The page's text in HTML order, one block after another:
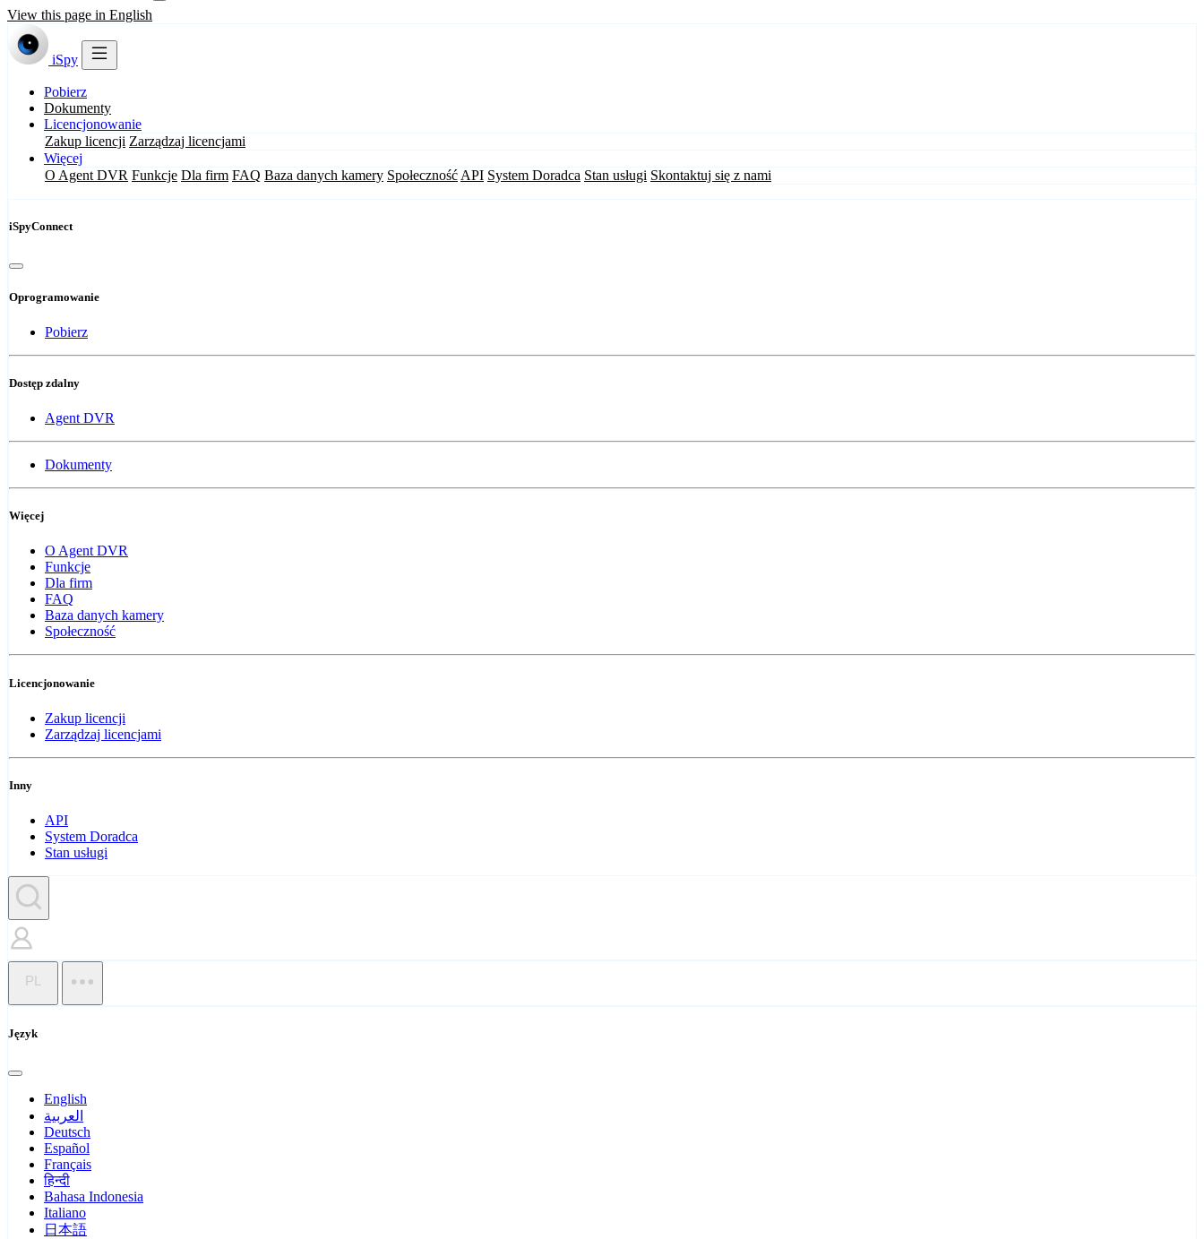
View this page in English
iSpy
Pobierz
Dokumenty
Licencjonowanie
Zakup licencji Zarządzaj licencjami
Więcej
O Agent DVR Funkcje Dla firm FAQ Baza danych kamery Społeczność API System Doradca Stan usługi Skontaktuj się z nami
iSpyConnect
Oprogramowanie
Pobierz
Dostęp zdalny
Agent DVR
Dokumenty
Więcej
O Agent DVR
Funkcje
Dla firm
FAQ
Baza danych kamery
Społeczność
Licencjonowanie
Zakup licencji
Zarządzaj licencjami
Inny
API
System Doradca
Stan usługi
PL
Język
English
العربية
Deutsch
Español
Français
हिन्दी
Bahasa Indonesia
Italiano
日本語